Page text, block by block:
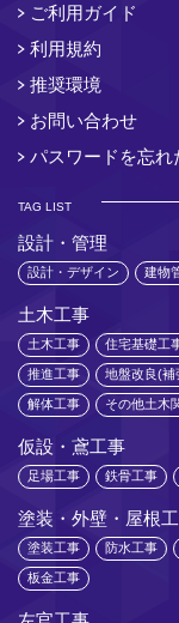
ご利用ガイド
利用規約
推奨環境
お問い合わせ
パスワードを忘れ
TAG LIST
設計・管理
設計・デザイン 建物
土木工事
土木工事 住宅基礎工
推進工事 地盤改良(補
解体工事 その他土木
仮設・鳶工事
足場工事 鉄骨工事
塗装・外壁・屋根
塗装工事 防水工事
板金工事